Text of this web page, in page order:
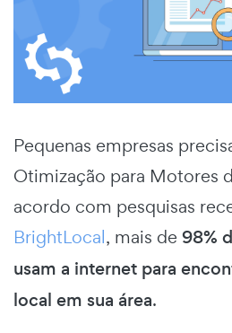
Pequenas empresas
Otimização para Motores
acordo com pesquisas
BrightLocal, mais de 98%
usam a internet para
local em sua área.